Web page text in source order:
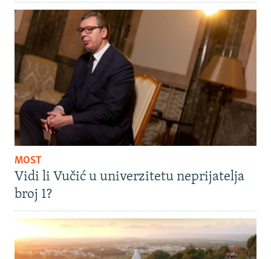
MOST
Vidi li Vučić u univerzitetu neprijatelja
broj 1?